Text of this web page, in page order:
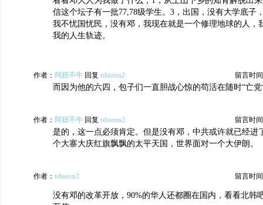
信这个坛子有一批77,78级学生。3，出国，没有大学底子
我不忧国忧民，没有邓，我现在就是一个修理地球的人，
我的人生轨迹。
作者： 阿妞不牛 回复 tdneon2 留言时
而因为他的六四，包子们一直胆战心惊的苟活在随时“亡
作者： 阿妞不牛 回复 tdneon2 留言时
是的，这一点必须肯定。但是没有邓，中共或许就已经进
个大寨大庆红旗飘飘的太平天国，世界面对一个大伊朗。
作者： tdneon2 留言时
没有邓的改革开放，90%的华人还都圈在国内，看看北韩